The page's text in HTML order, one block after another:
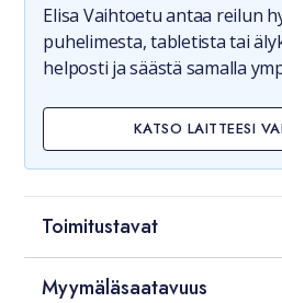
Elisa Vaihtoetu antaa reilun
puhelimesta, tabletista tai
helposti ja säästä samalla
KATSO LAITTEESI
Toimitustavat
Myymäläsaatavuus